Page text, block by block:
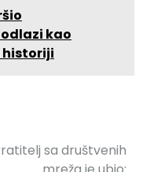
kao
historiji
sa društvenih